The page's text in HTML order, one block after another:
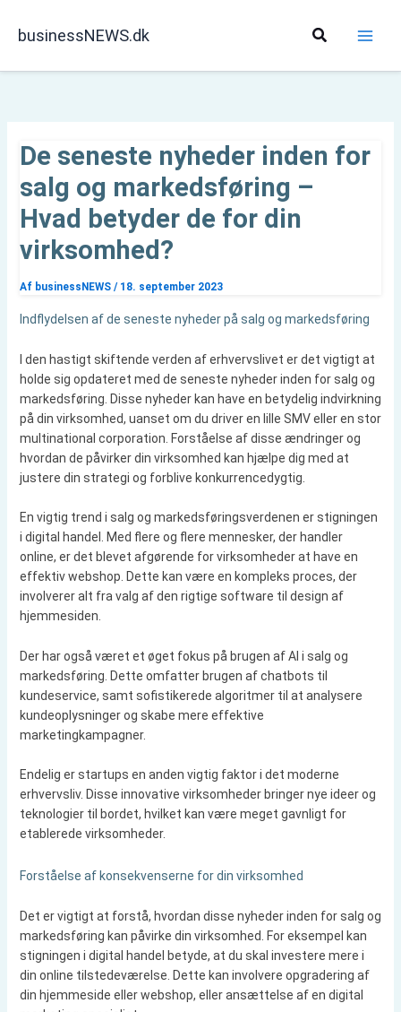
businessNEWS.dk Søg
De seneste nyheder inden for
salg og markedsføring –
Hvad betyder de for din
virksomhed?
Af businessNEWS / 18. september 2023
Indflydelsen af de seneste nyheder på salg og markedsføring
I den hastigt skiftende verden af erhvervslivet er det vigtigt at
holde sig opdateret med de seneste nyheder inden for salg og
markedsføring. Disse nyheder kan have en betydelig indvirkning
på din virksomhed, uanset om du driver en lille SMV eller en stor
multinational corporation. Forståelse af disse ændringer og
hvordan de påvirker din virksomhed kan hjælpe dig med at
justere din strategi og forblive konkurrencedygtig.
En vigtig trend i salg og markedsføringsverdenen er stigningen
i digital handel. Med flere og flere mennesker, der handler
online, er det blevet afgørende for virksomheder at have en
effektiv webshop. Dette kan være en kompleks proces, der
involverer alt fra valg af den rigtige software til design af
hjemmesiden.
Der har også været et øget fokus på brugen af AI i salg og
markedsføring. Dette omfatter brugen af chatbots til
kundeservice, samt sofistikerede algoritmer til at analysere
kundeoplysninger og skabe mere effektive
marketingkampagner.
Endelig er startups en anden vigtig faktor i det moderne
erhvervsliv. Disse innovative virksomheder bringer nye ideer og
teknologier til bordet, hvilket kan være meget gavnligt for
etablerede virksomheder.
Forståelse af konsekvenserne for din virksomhed
Det er vigtigt at forstå, hvordan disse nyheder inden for salg og
markedsføring kan påvirke din virksomhed. For eksempel kan
stigningen i digital handel betyde, at du skal investere mere i
din online tilstedeværelse. Dette kan involvere opgradering af
din hjemmeside eller webshop, eller ansættelse af en digital